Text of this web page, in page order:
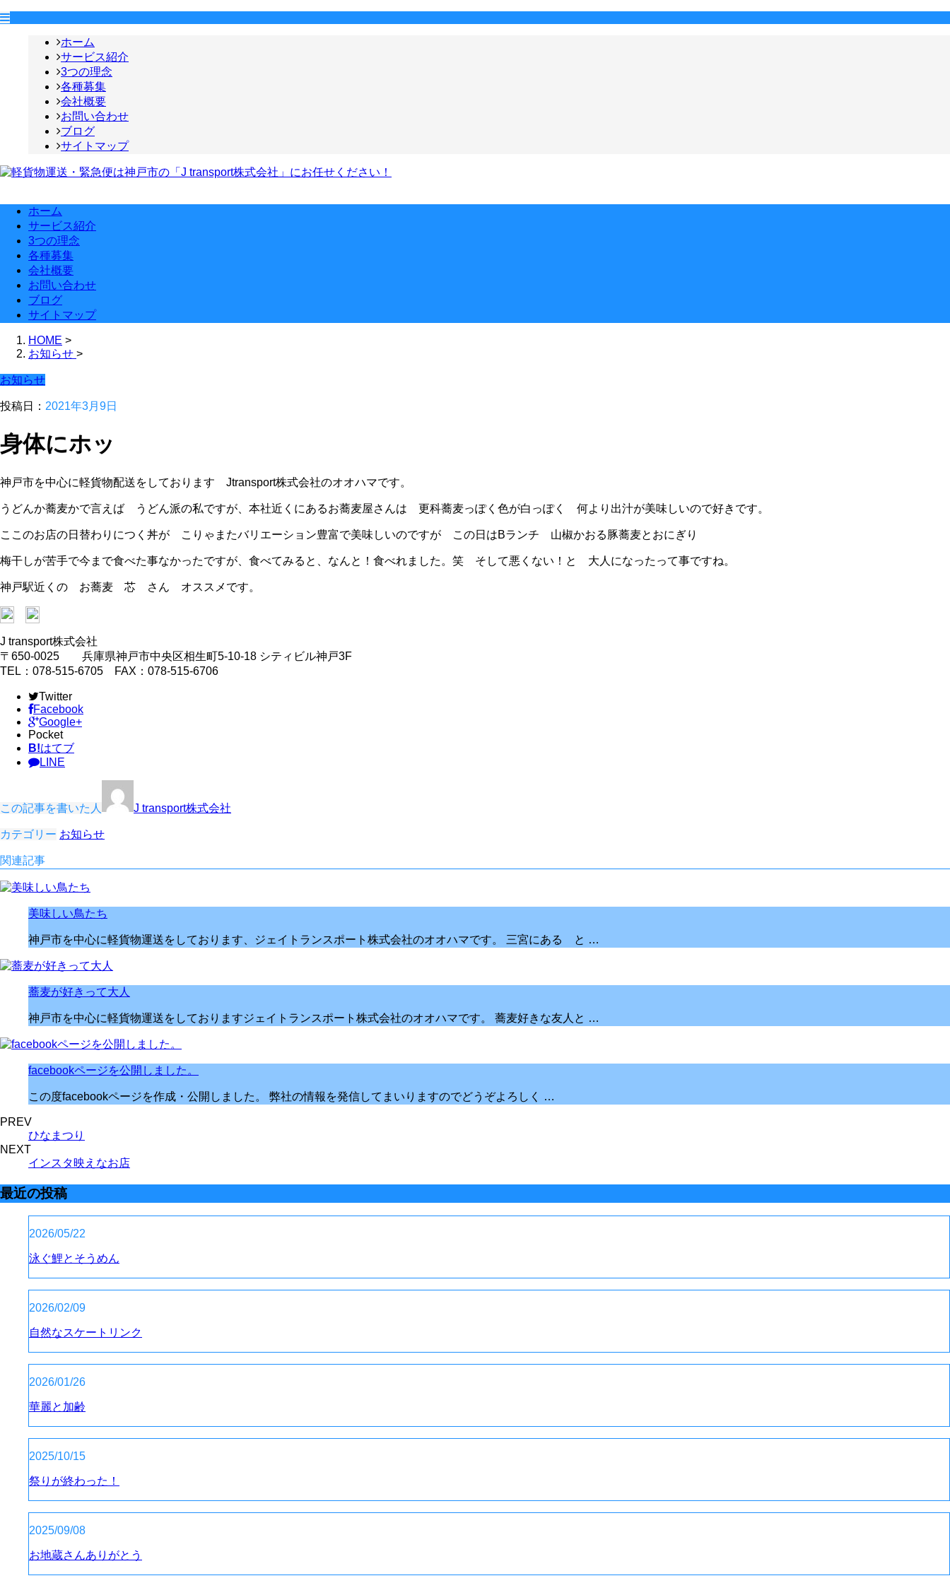
ホーム
サービス紹介
3つの理念
各種募集
会社概要
お問い合わせ
ブログ
サイトマップ
ホーム
サービス紹介
3つの理念
各種募集
会社概要
お問い合わせ
ブログ
サイトマップ
HOME >
お知らせ >
お知らせ
投稿日： 2021年3月9日
身体にホッ
神戸市を中心に軽貨物配送をしております Jtransport株式会社のオオハマです。
うどんか蕎麦かで言えば うどん派の私ですが、本社近くにあるお蕎麦屋さんは 更科蕎麦っぽく色が白っぽく 何より出汁が美味しいので好きです。
ここのお店の日替わりにつく丼が こりゃまたバリエーション豊富で美味しいのですが この日はBランチ 山椒かおる豚蕎麦とおにぎり
梅干しが苦手で今まで食べた事なかったですが、食べてみると、なんと！食べれました。笑 そして悪くない！と 大人になったって事ですね。
神戸駅近くの お蕎麦 芯 さん オススメです。
J transport株式会社
〒650-0025 兵庫県神戸市中央区相生町5-10-18 シティビル神戸3F
TEL：078-515-6705 FAX：078-515-6706
Twitter
Facebook
Google+
Pocket
B!はてブ
LINE
この記事を書いた人 J transport株式会社
カテゴリー お知らせ
関連記事
美味しい鳥たち
神戸市を中心に軽貨物運送をしております、ジェイトランスポート株式会社のオオハマです。 三宮にある と …
蕎麦が好きって大人
神戸市を中心に軽貨物運送をしておりますジェイトランスポート株式会社のオオハマです。 蕎麦好きな友人と …
facebookページを公開しました。
この度facebookページを作成・公開しました。 弊社の情報を発信してまいりますのでどうぞよろしく …
PREV
ひなまつり
NEXT
インスタ映えなお店
最近の投稿
2026/05/22
泳ぐ鯉とそうめん
2026/02/09
自然なスケートリンク
2026/01/26
華麗と加齢
2025/10/15
祭りが終わった！
2025/09/08
お地蔵さんありがとう